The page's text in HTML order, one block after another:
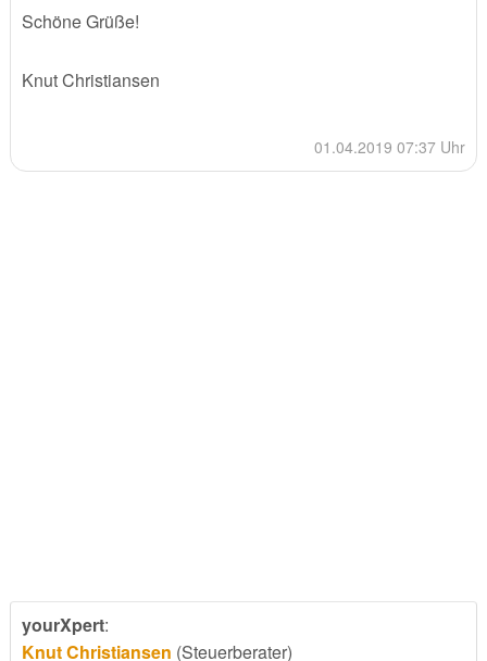
Schöne Grüße!
Knut Christiansen
01.04.2019 07:37 Uhr
yourXpert:
Knut Christiansen (Steuerberater)